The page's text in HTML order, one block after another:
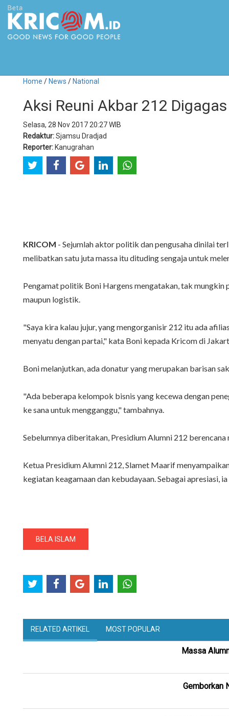
Home / News / National
Aksi Reuni Akbar 212
Selasa, 28 Nov 2017 20:27 WIB
Redaktur:Sjamsu Dradjad
Reporter: Kanugrahan
KRICOM - Sejumlah aktor politik dan pengusaha dinilai
melibatkan satu juta massa itu dituding sengaja untuk
Pengamat politik Boni Hargens mengatakan, tak mungkin
maupun logistik.
"Saya kira kalau jujur, yang mengorganisir 212 itu ada
menyatu dengan partai," kata Boni kepada Kricom di
Boni melanjutkan, ada donatur yang merupakan barisan
‎"Ada beberapa kelompok bisnis yang kecewa dengan
ke sana untuk mengganggu," tambahnya.
Sebelumnya diberitakan, Presidium Alumni 212
Ketua Presidium Alumni 212, Slamet Maarif
kegiatan keagamaan dan kebudayaan. Sebagai apresiasi,
BELA ISLAM
RELATED ARTIKEL MOST POPULAR
Massa
Gemborkan